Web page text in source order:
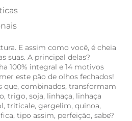
E assim como você, é cheia
suas. A principal delas?
100% integral e 14 motivos
este pão de olhos fechados!
que, combinados, transformam
trigo, soja, linhaça, linhaça
triticale, gergelim, quinoa,
tipo assim, perfeição, sabe?